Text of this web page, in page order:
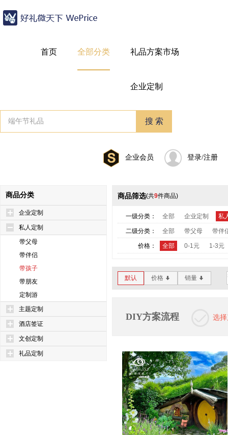
首页 全部分类 礼品方案市场
企业定制
企业会员 登录/注册
商品分类
企业定制
私人定制
带父母
带伴侣
带孩子
带朋友
定制游
主题定制
酒店签证
文创定制
礼品定制
商品筛选(共9件商品)
一级分类： 全部 企业定制 私
二级分类： 全部 带父母 带伴
价格： 全部 0-1元 1-3元
默认 价格 * 销量 *
DIY方案流程 选